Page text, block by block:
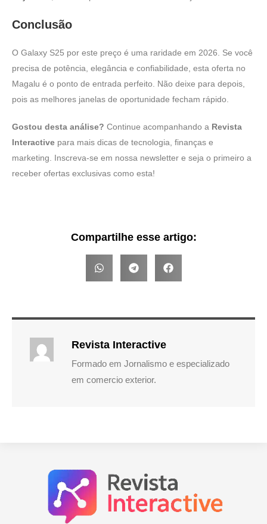
Conclusão
O Galaxy S25 por este preço é uma raridade em 2026. Se você
precisa de potência, elegância e confiabilidade, esta oferta no
Magalu é o ponto de entrada perfeito. Não deixe para depois,
pois as melhores janelas de oportunidade fecham rápido.
Gostou desta análise? Continue acompanhando a Revista
Interactive para mais dicas de tecnologia, finanças e
marketing. Inscreva-se em nossa newsletter e seja o primeiro a
receber ofertas exclusivas como esta!
Compartilhe esse artigo:
Revista Interactive
Formado em Jornalismo e especializado
em comercio exterior.